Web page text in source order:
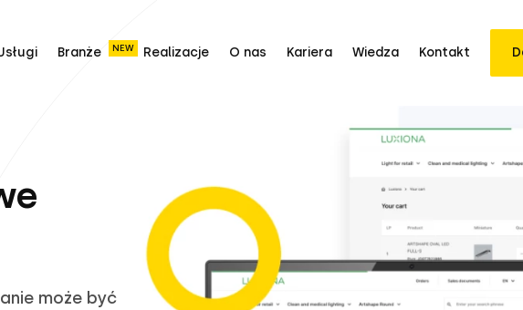
Branże NEW Realizacje O nas Kariera Wiedza Kontakt
może być